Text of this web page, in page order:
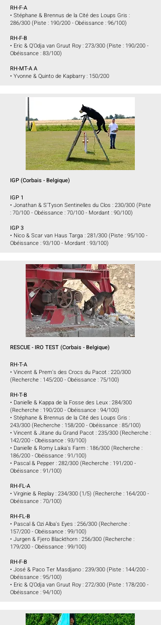
RH-F-A
• Stéphane & Brennus de la Cité des Loups Gris :
286/300 (Piste : 190/200 - Obéissance : 96/100)
RH-F-B
• Eric & Q'Odja van Gruut Roy :273/300 (Piste : 190/200 -
Obéissance : 83/100)
RH-MT-A A
• Yvonne & Quinto de Kapbarry : 150/200
IGP (Corbais - Belgique)
IGP 1
• Jonathan & S'Tyson Sentinelles du Clos :230/300(Piste
: 70/100 - Obéissance : 70/100 - Mordant : 90/100)
IGP 3
• Nico & Scar van Haus Targa : 281/300 (Piste : 95/100 -
Obéissance : 93/100 - Mordant : 93/100)
RESCUE - IRO TEST (Corbais - Belgique)
RH-T-A
• Vincent & Prem's des Crocs du Pacot : 220/300
(Recherche : 145/200 - Obéissance : 75/100)
RH-T-B
• Danielle & Kappa de la Fosse des Leux : 284/300
(Recherche : 190/200 - Obéissance : 94/100)
• Stéphane & Brennus de la Cité des Loups Gris :
243/300 (Recherche : 158/200 - Obéissance : 85/100)
• Vincent & Jitane du Grand Pacot : 235/300 (Recherche :
142/200 - Obéissance : 93/100)
• Danielle & Romy Laika's Farm : 186/300 (Recherche :
186/200 - Obéissance : 91/100)
• Pascal & Pepper : 282/300 (Recherche : 191/200 -
Obéissance : 91/100)
RH-FL-A
• Virginie & Replay : 234/300 (1/5) (Recherche : 164/200 -
Obéissance : 70/100)
RH-FL-B
• Pascal & Ozi Alba's Eyes : 256/300 (Recherche :
157/200 - Obéissance : 99/100)
• Jurgen & Fjero Blackthorn : 256/300 (Recherche :
179/200 - Obéissance : 99/100)
RH-F-B
• José & Paco Ter Masdjano : 239/300 (Piste : 144/200 -
Obéissance : 95/100)
• Eric & Q'Odja van Gruut Roy :272/300 (Piste : 178/200 -
Obéissance : 94/100)